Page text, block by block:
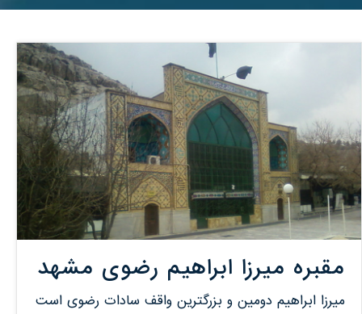
مقبره میرزا ابراهیم رضوی مشهد
میرزا ابراهیم دومین و بزرگترین واقف سادات رضوی است